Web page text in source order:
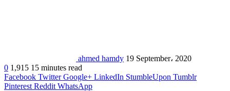
ahmed hamdy 19 September، 2020
0 1,915 15 minutes read
Facebook Twitter Google+ LinkedIn StumbleUpon Tumblr
Pinterest Reddit WhatsApp